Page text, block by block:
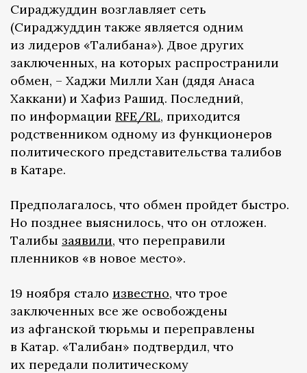
Сираджуддин возглавляет сеть
(Сираджуддин также является одним
из лидеров «Талибана»). Двое других
заключенных, на которых распространили
обмен, – Хаджи Милли Хан (дядя Анаса
Хаккани) и Хафиз Рашид. Последний,
по информации RFE/RL, приходится
родственником одному из функционеров
политического представительства талибов
в Катаре.
Предполагалось, что обмен пройдет быстро.
Но позднее выяснилось, что он отложен.
Талибы заявили, что переправили
пленников «в новое место».
19 ноября стало известно, что трое
заключенных все же освобождены
из афганской тюрьмы и переправлены
в Катар. «Талибан» подтвердил, что
их передали политическому